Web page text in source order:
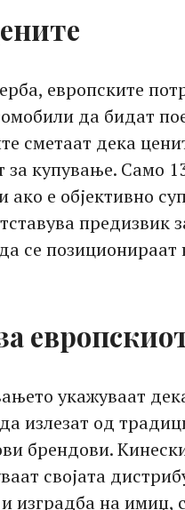
европските
да бидат
сметаат дека
за купување. Само
ако е објективно
предизвик
се
укажуваат
излезат од
брендови.
својата
изградба на имиџ,